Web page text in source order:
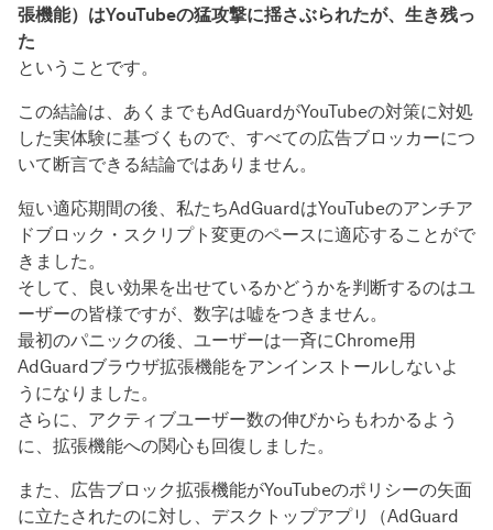
張機能）はYouTubeの猛攻撃に揺さぶられたが、生き残っ
た
ということです。
この結論は、あくまでもAdGuardがYouTubeの対策に対処
した実体験に基づくもので、すべての広告ブロッカーにつ
いて断言できる結論ではありません。
短い適応期間の後、私たちAdGuardはYouTubeのアンチア
ドブロック・スクリプト変更のペースに適応することがで
きました。
そして、良い効果を出せているかどうかを判断するのはユ
ーザーの皆様ですが、数字は嘘をつきません。
最初のパニックの後、ユーザーは一斉にChrome用
AdGuardブラウザ拡張機能をアンインストールしないよ
うになりました。
さらに、アクティブユーザー数の伸びからもわかるよう
に、拡張機能への関心も回復しました。
また、広告ブロック拡張機能がYouTubeのポリシーの矢面
に立たされたのに対し、デスクトップアプリ（AdGuard